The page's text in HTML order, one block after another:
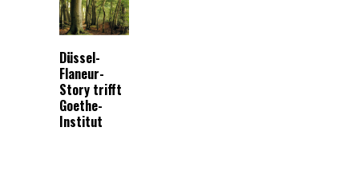
Düssel-
Flaneur-
Story trifft
Goethe-
Institut